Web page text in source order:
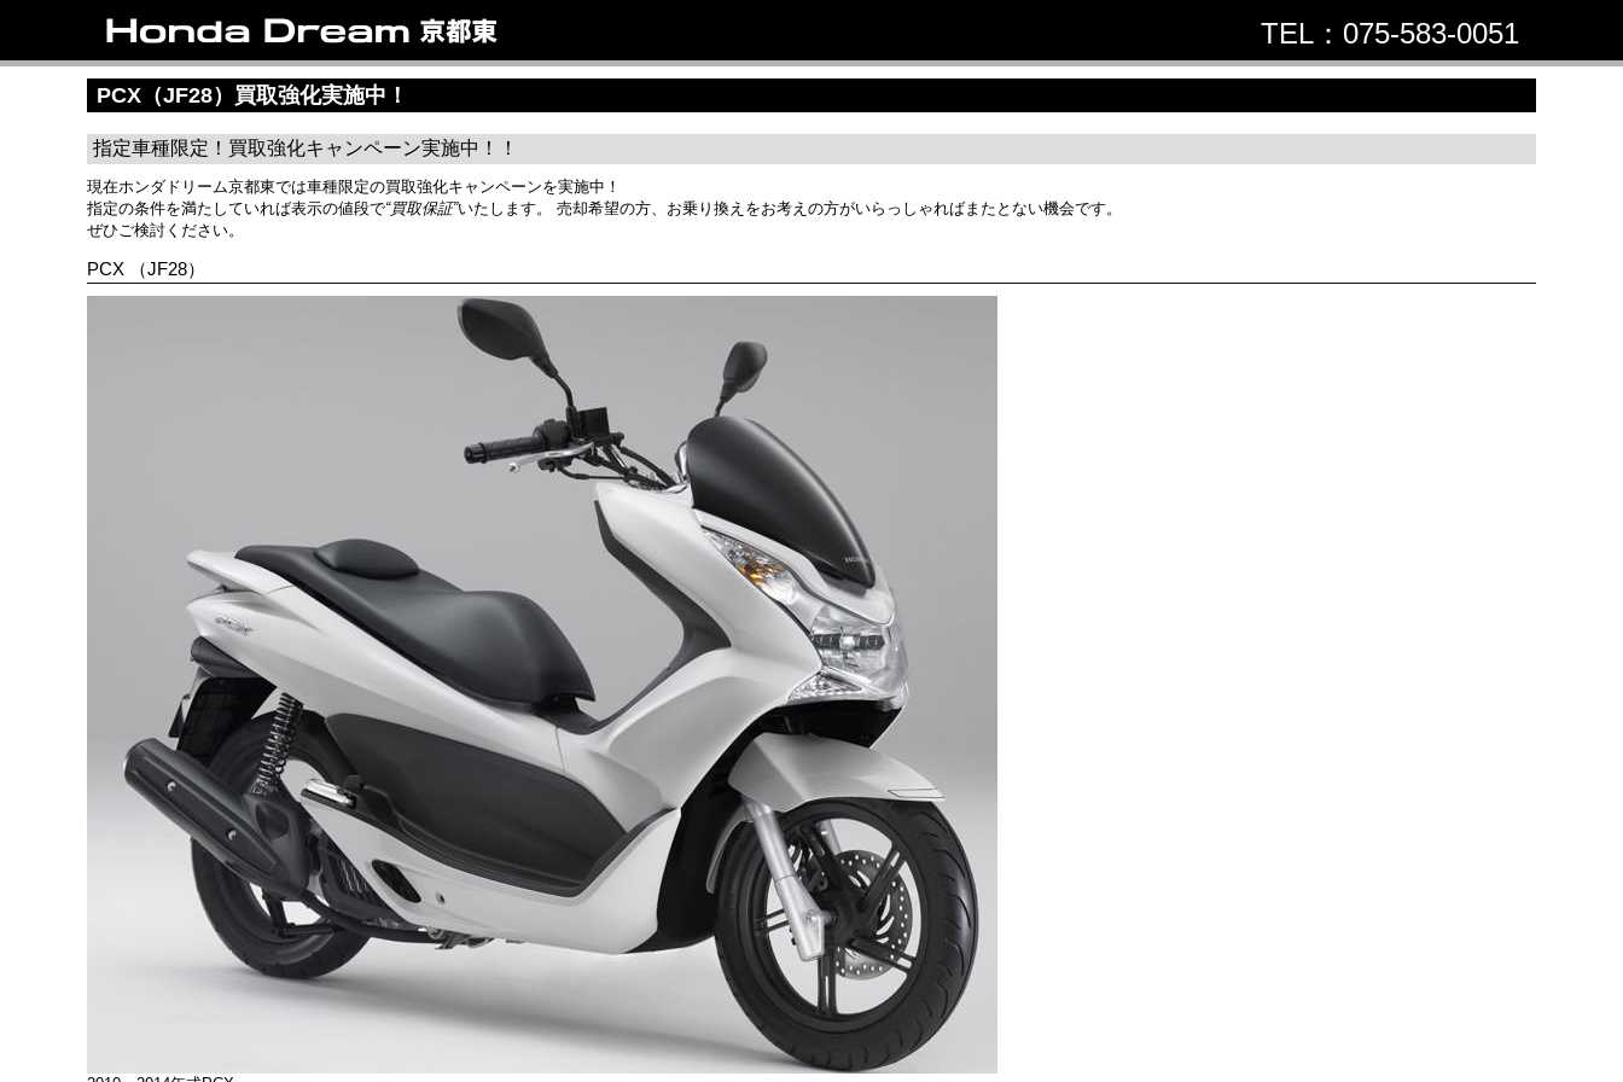
TEL：075-583-0051
トップ ラインアップ
試乗車情報
中古車情報
新車情報 店舗情報
リコールについて
PCX（JF28）買取強化実施中！
指定車種限定！買取強化キャンペーン実施中！！
現在ホンダドリーム京都東では車種限定の買取強化キャンペーンを実施中！
指定の条件を満たしていれば表示の値段で“買取保証”いたします。 売却希望の方、お乗り換えをお考えの方がいらっしゃればまたとない機会です。
ぜひご検討ください。
PCX （JF28）